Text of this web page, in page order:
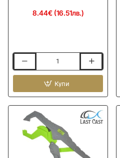
8.44€ (16.51лв.)
LAST
CC38
38mm
Floating
Купи